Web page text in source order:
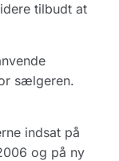
tilbudt at
sælgeren.
indsat på
og på ny